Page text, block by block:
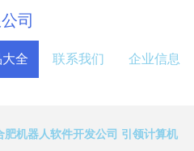
司
全 联系我们 企业信息
肥机器人软件开发公司 引领计算机